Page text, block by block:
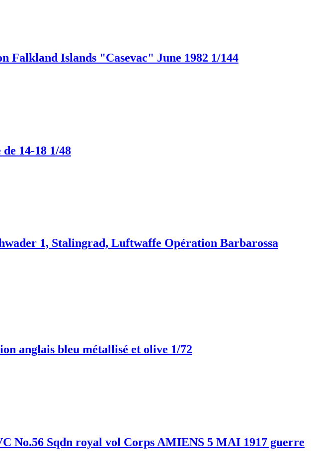
Falkland Islands "Casevac" June 1982 1/144
14-18 1/48
1, Stalingrad, Luftwaffe Opération Barbarossa
anglais bleu métallisé et olive 1/72
No.56 Sqdn royal vol Corps AMIENS 5 MAI 1917 guerre